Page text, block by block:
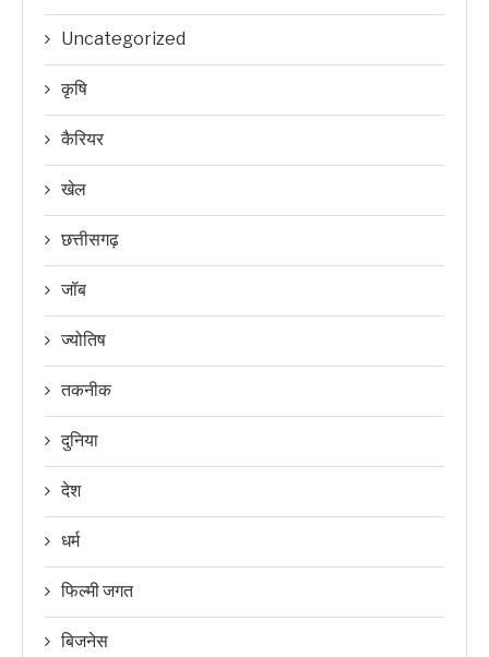
Uncategorized
कृषि
कैरियर
खेल
छत्तीसगढ़
जॉब
ज्योतिष
तकनीक
दुनिया
देश
धर्म
फिल्मी जगत
बिजनेस